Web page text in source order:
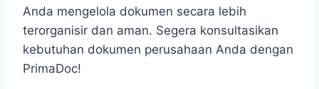
Anda mengelola dokumen secara lebih
terorganisir dan aman. Segera konsultasikan
kebutuhan dokumen perusahaan Anda dengan
PrimaDoc!